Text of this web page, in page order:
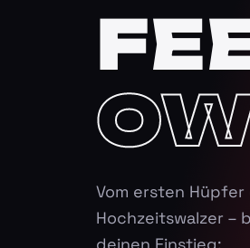
Vom ersten
Hochzeitswalzer –